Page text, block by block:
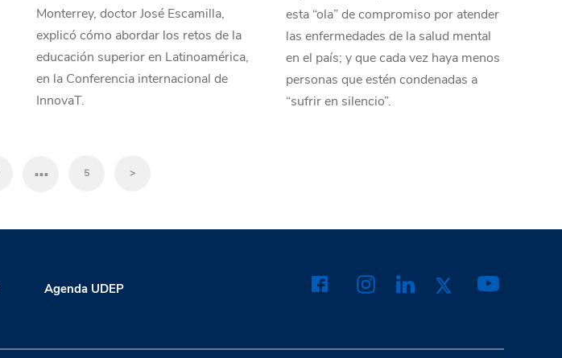
Monterrey, doctor José Escamilla,
explicó cómo abordar los retos de la
educación superior en Latinoamérica,
en la Conferencia internacional de
InnovaT.
esta “ola” de compromiso por atender
las enfermedades de la salud mental
en el país; y que cada vez haya menos
personas que estén condenadas a
“sufrir en silencio”.
… 5 >
Agenda UDEP